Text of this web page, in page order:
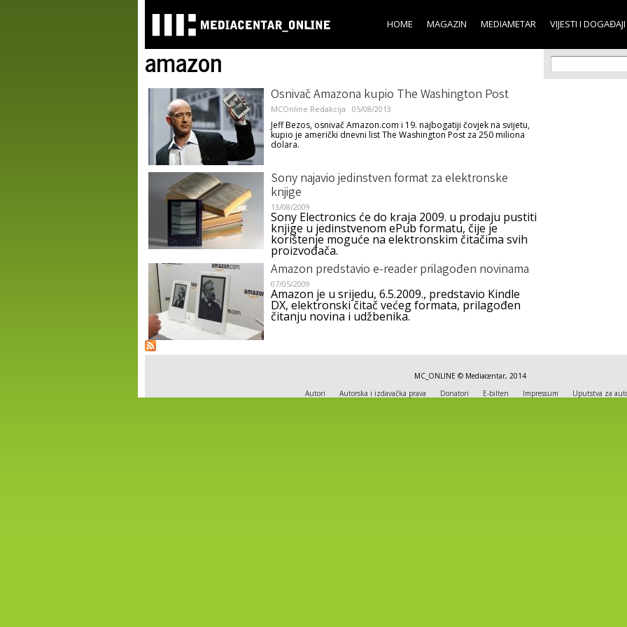
main
content
HOME MAGAZIN MEDIAMETAR VIJESTI I DOGAĐAJI
amazon
Osnivač Amazona kupio The Washington Post
MCOnline Redakcija 05/08/2013
Jeff Bezos, osnivač Amazon.com i 19. najbogatiji čovjek na svijetu,
kupio je američki dnevni list The Washington Post za 250 miliona
dolara.
Sony najavio jedinstven format za elektronske
knjige
13/08/2009
Sony Electronics će do kraja 2009. u prodaju pustiti
knjige u jedinstvenom ePub formatu, čije je
korištenje moguće na elektronskim čitačima svih
proizvođača.
Amazon predstavio e-reader prilagođen novinama
07/05/2009
Amazon je u srijedu, 6.5.2009., predstavio Kindle
DX, elektronski čitač većeg formata, prilagođen
čitanju novina i udžbenika.
Search
Search
MC_ONLINE © Mediacentar, 2014
Autori
Autorska i izdavačka prava Donatori E-bilten Impressum Uputstva za